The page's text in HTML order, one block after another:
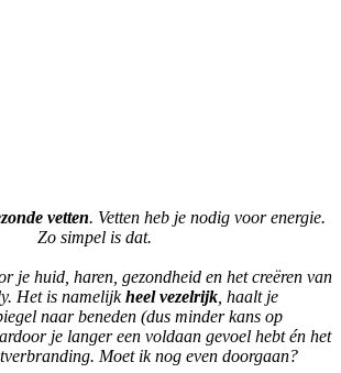
vetten. Vetten heb je nodig voor energie.
Zo simpel is dat.
huid, haren, gezondheid en het creëren van
Het is namelijkheel vezelrijk , haalt je
naar beneden (dus minder kans op
je langer een voldaan gevoel hebt én het
Moet ik nog even doorgaan?